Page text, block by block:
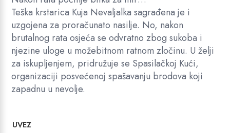
je:
17,12 €.
12,99 €.
Teška krstarica Kuja Nevaljalka sagrađena je i
uzgojena za proračunato nasilje. No, nakon
brutalnog rata osjeća se odvratno zbog sukoba i
njezine uloge u možebitnom ratnom zločinu. U želji
za iskupljenjem, pridružuje se Spasilačkoj Kući,
organizaciji posvećenoj spašavanju brodova koji
zapadnu u nevolje.
UVEZ